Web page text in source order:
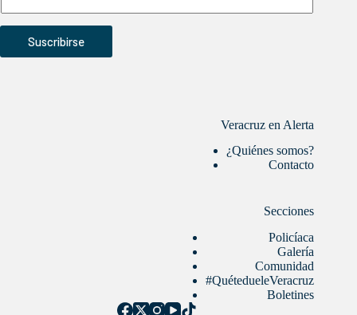
Suscribirse
Veracruz en Alerta
¿Quiénes somos?
Contacto
Secciones
Policíaca
Galería
Comunidad
#QuétedueleVeracruz
Boletines